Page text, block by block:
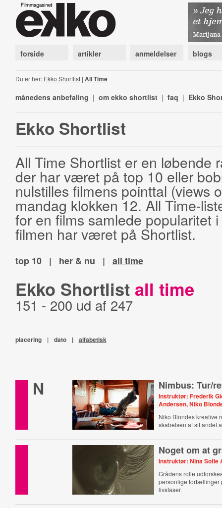
forside artikler anmeldelser blogs
Du er her: Ekko Shortlist| All Time
månedens anbefaling | om ekko shortlist | faq | Ekko
Ekko Shortlist
All Time Shortlist er en løbende
der har været på top 10 eller
nulstilles filmens pointtal (views
mandag klokken 12. All Time-
for en films samlede popularitet
filmen har været på Shortlist.
top 10 | her & nu | all time
Ekko Shortlist all time
151 - 200 ud af 247
placering | dato | alfabetisk
N Nimbus: Tur/
Instruktør: Frederik
Andersen, Niko
Niko Blondes kreative
skabelsen af sit andet
Noget om at
Instruktør: Nina Sofie
Grådens rolle
personlige fortællinger
livsfaser.